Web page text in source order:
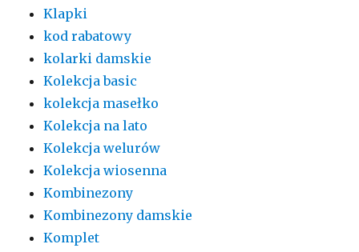
Klapki
kod rabatowy
kolarki damskie
Kolekcja basic
kolekcja masełko
Kolekcja na lato
Kolekcja welurów
Kolekcja wiosenna
Kombinezony
Kombinezony damskie
Komplet